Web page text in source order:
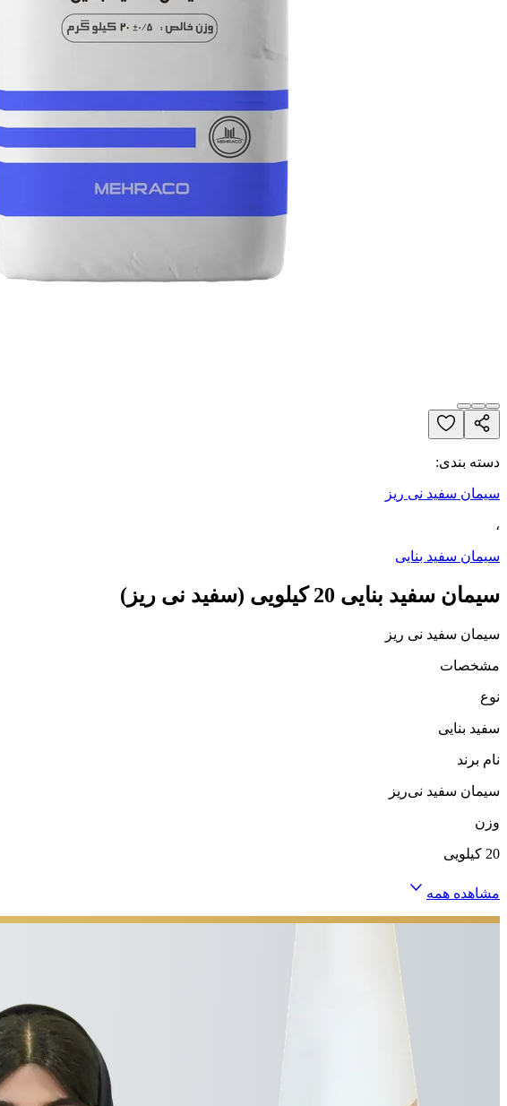
دسته بندی:
سیمان سفید نی ریز
،
سیمان سفید بنایی
سیمان سفید بنایی 20 کیلویی (سفید نی ریز)
سیمان سفید نی ریز
مشخصات
نوع
سفید بنایی
نام برند
سیمان سفید نی‌ریز
وزن
20 کیلویی
مشاهده همه